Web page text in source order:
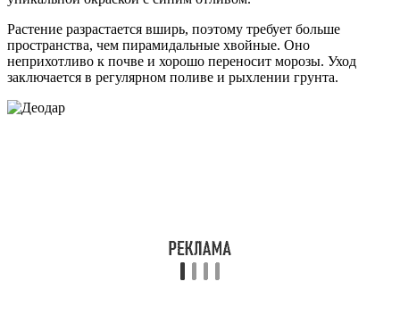
Растение разрастается вширь, поэтому требует больше
пространства, чем пирамидальные хвойные. Оно
неприхотливо к почве и хорошо переносит морозы. Уход
заключается в регулярном поливе и рыхлении грунта.